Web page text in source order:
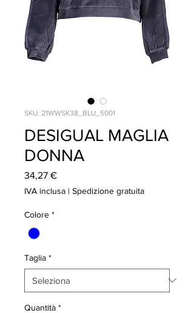
SKU: 21WWSK38_BLU_5001
DESIGUAL MAGLIA
DONNA
34,27 €Prezzo
IVA inclusa | Spedizione gratuita
Colore *
Taglia *
Quantità *